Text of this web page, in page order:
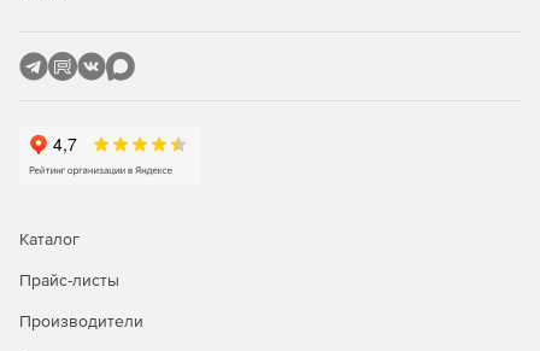
Каталог
Прайс-листы
Производители